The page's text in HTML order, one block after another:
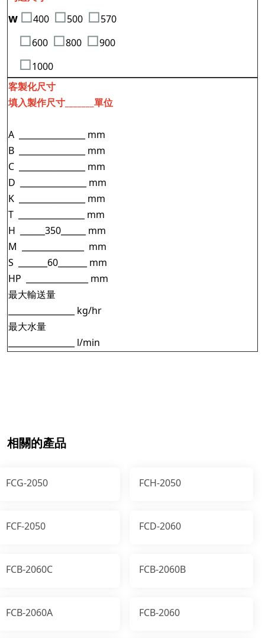
w □400 □500 □570
□600 □800 □900
□1000
客製化尺寸
填入製作尺寸_______單位
A ________________ mm
B ________________ mm
C ________________ mm
D ________________ mm
K ________________ mm
T ________________ mm
H ______350______ mm
M _______________ mm
S _______60_______ mm
HP
_______________ mm
最大輸送量
________________ kg/hr
最大水量
________________ l/min
相關的產品
FCG-2050 FCH-2050
FCF-2050 FCD-2060
FCB-2060C FCB-2060B
FCB-2060A FCB-2060